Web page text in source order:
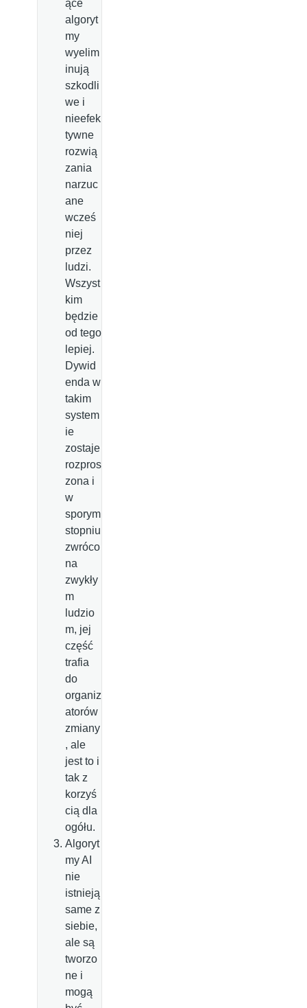
ące
algoryt
my
wyelim
inują
szkodli
we i
nieefek
tywne
rozwią
zania
narzuc
ane
wcześ
niej
przez
ludzi.
Wszyst
kim
będzie
od tego
lepiej.
Dywid
enda w
takim
system
ie
zostaje
rozpros
zona i
w
sporym
stopniu
zwróco
na
zwykły
m
ludzio
m, jej
część
trafia
do
organiz
atorów
zmiany
, ale
jest to i
tak z
korzyś
cią dla
ogółu.
Algoryt
my AI
nie
istnieją
same z
siebie,
ale są
tworzo
ne i
mogą